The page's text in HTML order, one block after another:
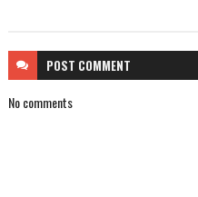
POST COMMENT
No comments